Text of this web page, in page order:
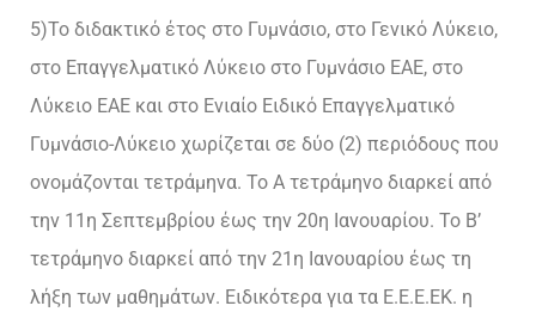
5)Το διδακτικό έτος στο Γυμνάσιο, στο Γενικό Λύκειο,
στο Επαγγελματικό Λύκειο στο Γυμνάσιο ΕΑΕ, στο
Λύκειο ΕΑΕ και στο Ενιαίο Ειδικό Επαγγελματικό
Γυμνάσιο-Λύκειο χωρίζεται σε δύο (2) περιόδους που
ονομάζονται τετράμηνα. Το Α τετράμηνο διαρκεί από
την 11η Σεπτεμβρίου έως την 20η Ιανουαρίου. Το Β’
τετράμηνο διαρκεί από την 21η Ιανουαρίου έως τη
λήξη των μαθημάτων. Ειδικότερα για τα Ε.Ε.Ε.ΕΚ. η